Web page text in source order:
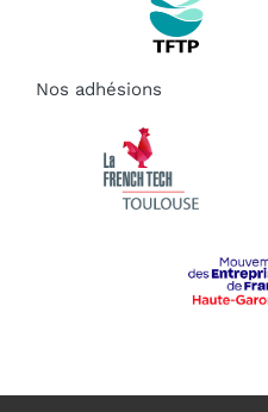
Nos adhésions